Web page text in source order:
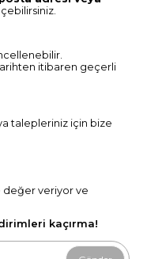
itibaren geçerli
talepleriniz için bize
değer veriyor ve
kaçırma!